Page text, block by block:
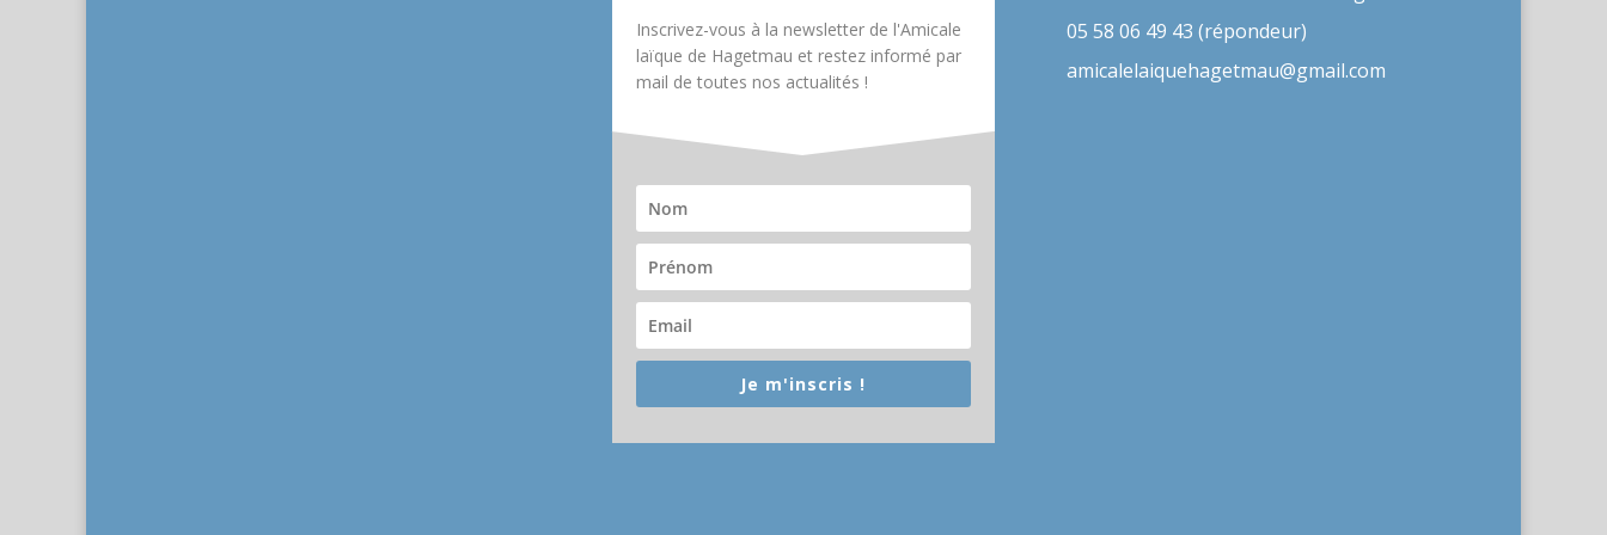
Inscrivez-vous à la newsletter de l'Amicale
laïque de Hagetmau et restez informé par
mail de toutes nos actualités !
Je m'inscris !
05 58 06 49 43 (répondeur)
amicalelaiquehagetmau@gmail.com